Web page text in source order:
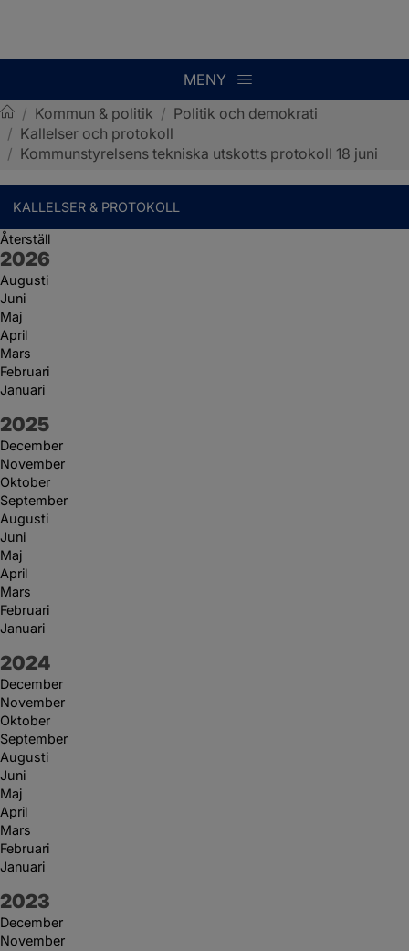
MENY
Sotenäs kommun
/ Kommun & politik / Politik och demokrati
/ Kallelser och protokoll
/ Kommunstyrelsens tekniska utskotts protokoll 18 juni
KALLELSER & PROTOKOLL
Återställ
År:
2026
Augusti
Juni
Maj
April
Mars
Februari
Januari
År:
2025
December
November
Oktober
September
Augusti
Juni
Maj
April
Mars
Februari
Januari
År:
2024
December
November
Oktober
September
Augusti
Juni
Maj
April
Mars
Februari
Januari
År:
2023
December
November